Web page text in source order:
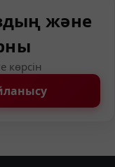
және
көрсін